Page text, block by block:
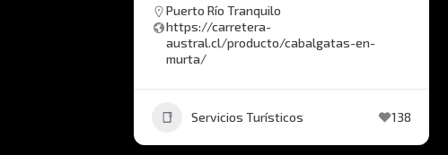
Puerto Río Tranquilo
https://carretera-
austral.cl/producto/cabalgatas-en-
murta/
Servicios Turísticos 138